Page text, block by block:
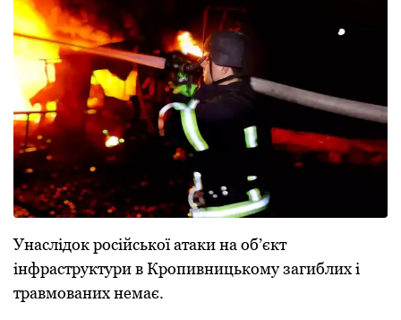
Унаслідок російської атаки на об’єкт
інфраструктури в Кропивницькому загиблих і
травмованих немає.